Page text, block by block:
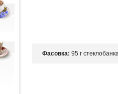
Фасовка: 95 г